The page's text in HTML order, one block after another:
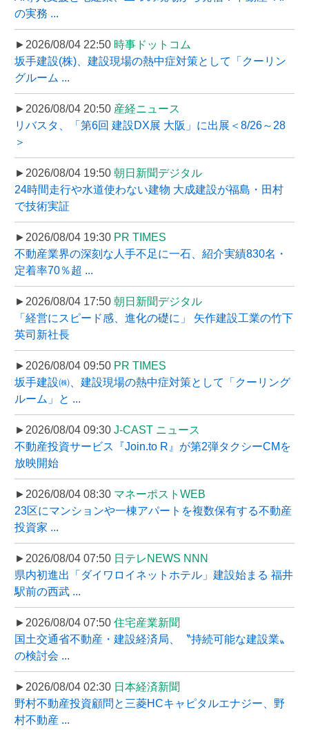
の実務 ...
►2026/08/04 22:50 時事ドットコム
坂手建設(株)、建設現場の熱中症対策として「クーリン
グルーム ...
►2026/08/04 20:50 産経ニュース
リバスタ、「第6回 建設DX展 大阪」に出展＜8/26～28
＞
►2026/08/04 19:50 朝日新聞デジタル
24時間走行や水道使わない建物 大成建設が福島・田村
で技術実証
►2026/08/04 19:30 PR TIMES
不動産業界の深刻な人手不足に一石、紹介実績830名・
定着率70％超 ...
►2026/08/04 17:50 朝日新聞デジタル
「経営にスピード感、進化の礎に」 矢作建設工業の竹下
英司新社長
►2026/08/04 09:50 PR TIMES
坂手建設㈱、建設現場の熱中症対策として「クーリング
ルーム」と ...
►2026/08/04 09:30 J-CAST ニュース
不動産投資サービス『Join.to R』が第2弾タクシーCMを
放映開始
►2026/08/04 08:30 マネーポストWEB
23区にマンションや一棟アパートを複数保有する不動産
投資家 ...
►2026/08/04 07:50 日テレNEWS NNN
県内初進出「ダイワロイネットホテル」建設始まる 福井
駅前の西武 ...
►2026/08/04 07:50 住宅産業新聞
国土交通省不動産・建設経済局、〝持続可能な建設業〟
の検討会 ...
►2026/08/04 02:30 日本経済新聞
野村不動産投資顧問と三菱HCキャピタルエナジー、野
村不動産 ...